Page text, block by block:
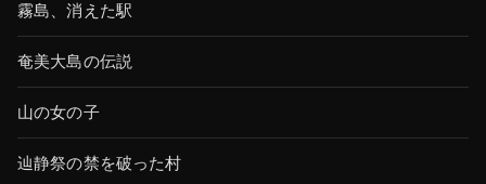
霧島、消えた駅
奄美大島の伝説
山の女の子
辿静祭の禁を破った村